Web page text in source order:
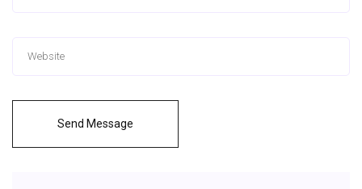
Send Message